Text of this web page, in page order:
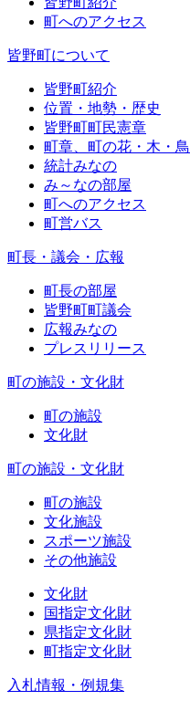
町へのアクセス
皆野町について
皆野町紹介
位置・地勢・歴史
皆野町町民憲章
町章、町の花・木・鳥
統計みなの
み～なの部屋
町へのアクセス
町営バス
町長・議会・広報
町長の部屋
皆野町町議会
広報みなの
プレスリリース
町の施設・文化財
町の施設
文化財
町の施設・文化財
町の施設
文化施設
スポーツ施設
その他施設
文化財
国指定文化財
県指定文化財
町指定文化財
入札情報・例規集